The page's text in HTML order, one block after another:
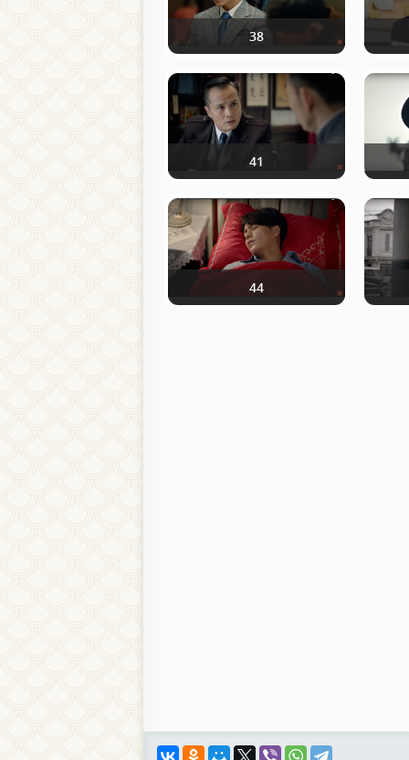
38
41
44